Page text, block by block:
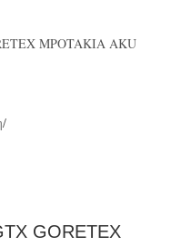
/
GORETEX